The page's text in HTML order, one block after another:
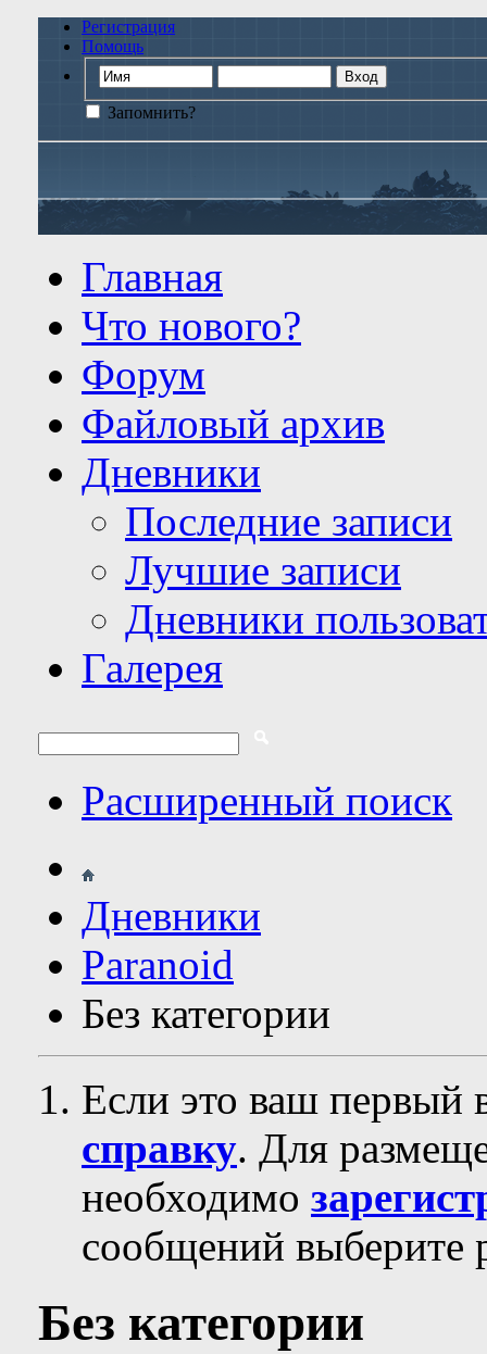
Регистрация
Помощь
Запомнить?
Главная
Что нового?
Форум
Файловый архив
Дневники
Последние записи
Лучшие записи
Дневники
Галерея
Расширенный поиск
Дневники
Paranoid
Без категории
Если это ваш первый
справку. Для
необходимо
сообщений выберите
Без категории